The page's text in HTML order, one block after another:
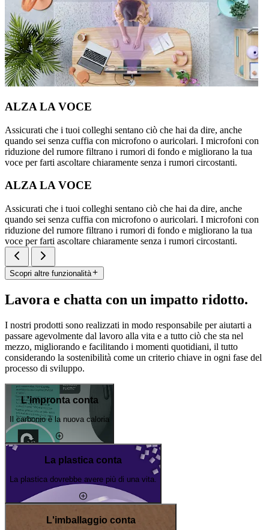
ALZA LA VOCE
Assicurati che i tuoi colleghi sentano ciò che hai da dire, anche
quando sei senza cuffia con microfono o auricolari. I microfoni con
riduzione del rumore filtrano i rumori di fondo e migliorano la tua
voce per farti ascoltare chiaramente senza i rumori circostanti.
ALZA LA VOCE
Assicurati che i tuoi colleghi sentano ciò che hai da dire, anche
quando sei senza cuffia con microfono o auricolari. I microfoni con
riduzione del rumore filtrano i rumori di fondo e migliorano la tua
voce per farti ascoltare chiaramente senza i rumori circostanti.
Scopri altre funzionalità
Lavora e chatta con un impatto ridotto.
I nostri prodotti sono realizzati in modo responsabile per aiutarti a
passare agevolmente dal lavoro alla vita e a tutto ciò che sta nel
mezzo, migliorando e facilitando i momenti quotidiani, il tutto
considerando la sostenibilità come un criterio chiave in ogni fase del
processo di sviluppo.
L'impronta conta
Il carbonio è la nuova caloria
La plastica conta
La plastica dovrebbe avere più di una vita.
L'imballaggio conta